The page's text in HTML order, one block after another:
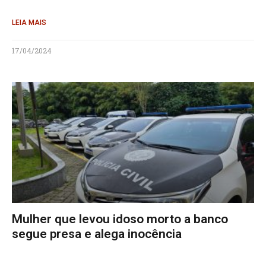
LEIA MAIS
17/04/2024
Mulher que levou idoso morto a banco
segue presa e alega inocência